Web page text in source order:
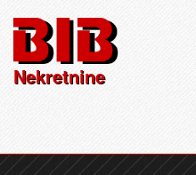
Nekretnine